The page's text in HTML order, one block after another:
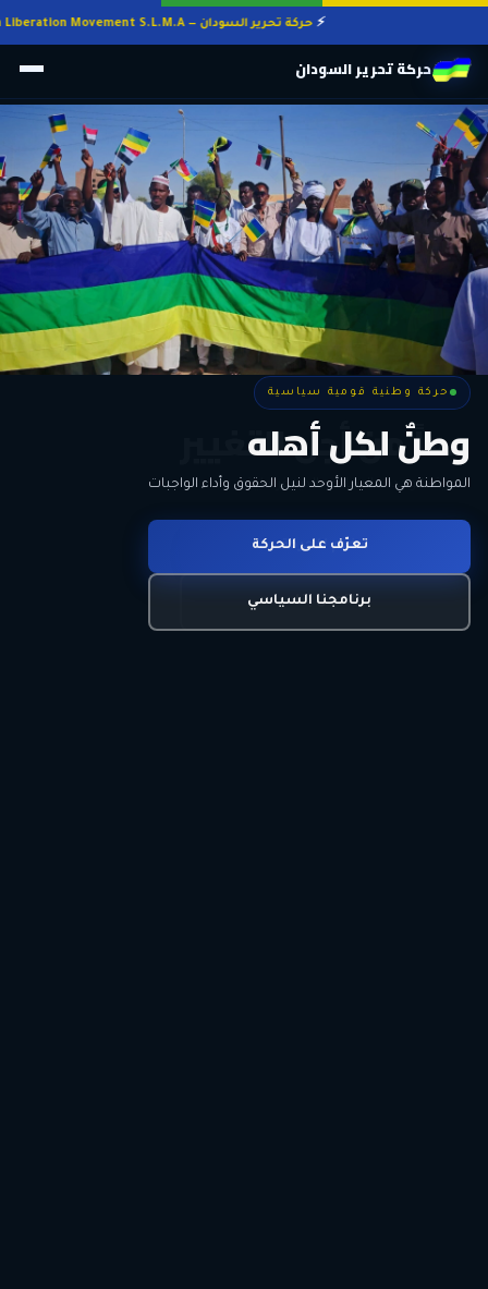
حركة تحرير السودان — Sudan Liberation Movement S.L.M.A
حركة تحرير السودان
حركة وطنية قومية سياسية
وطنٌ لكل أهله
المواطنة هي المعيار الأوحد لنيل الحقوق وأداء الواجبات
تعرّف على الحركة
برنامجنا السياسي
حركة وطنية قومية سياسية
معاً من أجل التغيير
الحرية • الوحدة • السلام • الديمقراطية
انضم للحركة
اتصل بنا